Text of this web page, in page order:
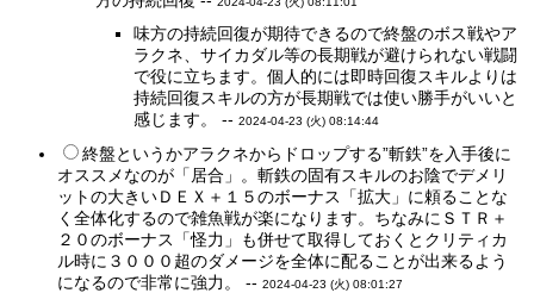
味方の持続回復が期待できるので終盤のボス戦やア
ラクネ、サイカダル等の長期戦が避けられない戦闘
で役に立ちます。個人的には即時回復スキルよりは
持続回復スキルの方が長期戦では使い勝手がいいと
感じます。 --2024-04-23 (火) 08:14:44
終盤というかアラクネからドロップする”斬鉄”を入手後に
オススメなのが「居合」。斬鉄の固有スキルのお陰でデメリ
ットの大きいＤＥＸ＋１５のボーナス「拡大」に頼ることな
く全体化するので雑魚戦が楽になります。ちなみにＳＴＲ＋
２０のボーナス「怪力」も併せて取得しておくとクリティカ
ル時に３０００超のダメージを全体に配ることが出来るよう
になるので非常に強力。 --2024-04-23 (火) 08:01:27